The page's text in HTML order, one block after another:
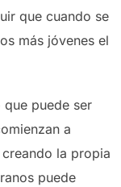
que cuando se
más jóvenes el
puede ser
a
la propia
puede